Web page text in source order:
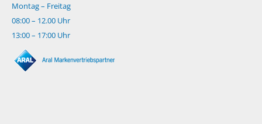
Montag – Freitag
08:00 – 12.00 Uhr
13:00 – 17:00 Uhr